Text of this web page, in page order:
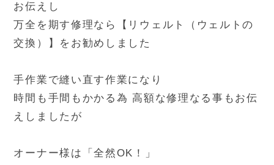
お伝えし
万全を期す修理なら【リウェルト（ウェルトの
交換）】をお勧めしました
手作業で縫い直す作業になり
時間も手間もかかる為 高額な修理なる事もお伝
えしましたが
オーナー様は「全然OK！」